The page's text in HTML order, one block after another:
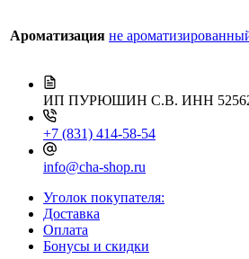
Ароматизация не
ИП ПУРЮШИН С.В. ИНН
+7 (831) 414-58-54
info@cha-shop.ru
Уголок покупателя:
Доставка
Оплата
Бонусы и скидки